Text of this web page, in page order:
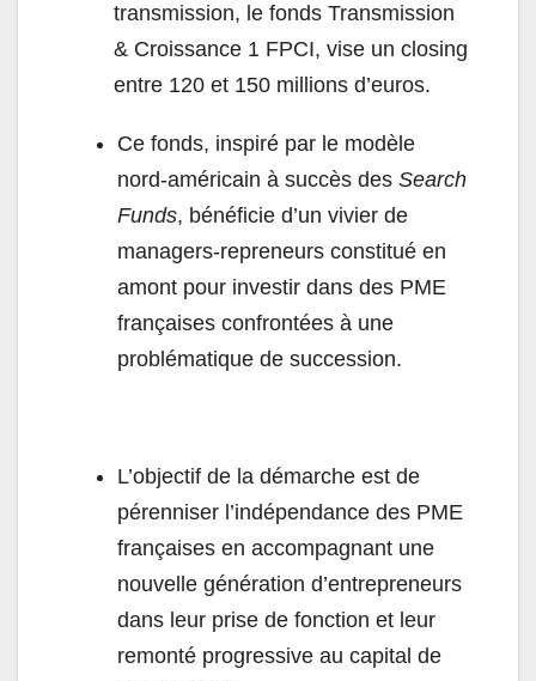
transmission, le fonds Transmission
& Croissance 1 FPCI, vise un closing
entre 120 et 150 millions d’euros.
Ce fonds, inspiré par le modèle
nord-américain à succès des Search
Funds, bénéficie d’un vivier de
managers-repreneurs constitué en
amont pour investir dans des PME
françaises confrontées à une
problématique de succession.
L’objectif de la démarche est de
pérenniser l’indépendance des PME
françaises en accompagnant une
nouvelle génération d’entrepreneurs
dans leur prise de fonction et leur
remonté progressive au capital de